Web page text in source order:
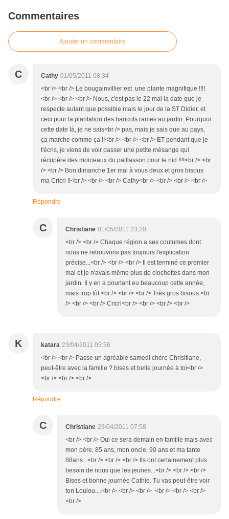
Commentaires
Ajouter un commentaire
C Cathy 01/05/2011 08:34
<br /> <br /> Le bougainvillier est une plante magnifique !!!!
<br /> <br /> <br /> Nous, c'est pas le 22 mai la date que je
respecte autant que possible mais le jour de la ST Didier, et
ceci pour la plantation des haricots rames au jardin. Pourquoi
cette date là, je ne sais<br /> pas, mais je sais que au pays,
ça marche comme ça !!<br /> <br /> <br /> ET pendant que je
t'écris, je viens de voir passer une petite mésange qui
récupère des morceaux du paillasson pour le nid !!!!<br /> <br
/> <br /> Bon dimanche 1er mai à vous deux et gros bisous
ma Cricri !!<br /> <br /> <br /> Cathy<br /> <br /> <br /> <br />
Répondre
C Christiane 01/05/2011 23:20
<br /> <br /> Chaque région a ses coutumes dont
nous ne retrouvons pas toujours l'explication
précise...<br /> <br /> <br /> Il est terminé ce premier
mai et je n'avais même plus de clochettes dans mon
jardin. Il y en a pourtant eu beaucoup cette année,
mais trop tôt.<br /> <br /> <br /> Très gros bisous.<br
/> <br /> <br /> Cricri<br /> <br /> <br /> <br />
K katara 23/04/2011 05:56
<br /> <br /> Passe un agréable samedi chère Chrisitiane,
peut-être avec la famille ? bises et belle journée à toi<br />
<br /> <br /> <br />
Répondre
C Christiane 23/04/2011 07:58
<br /> <br /> Oui ce sera demain en famille mais avec
mon père, 85 ans, mon oncle, 90 ans et ma tante
88ans...<br /> <br /> <br /> Ils ont certainement plus
besoin de nous que les jeunes...<br /> <br /> <br />
Bises et bonne journée Cathie. Tu vas peut-être voir
ton Loulou....<br /> <br /> <br /> <br /> <br /> <br />
<br />